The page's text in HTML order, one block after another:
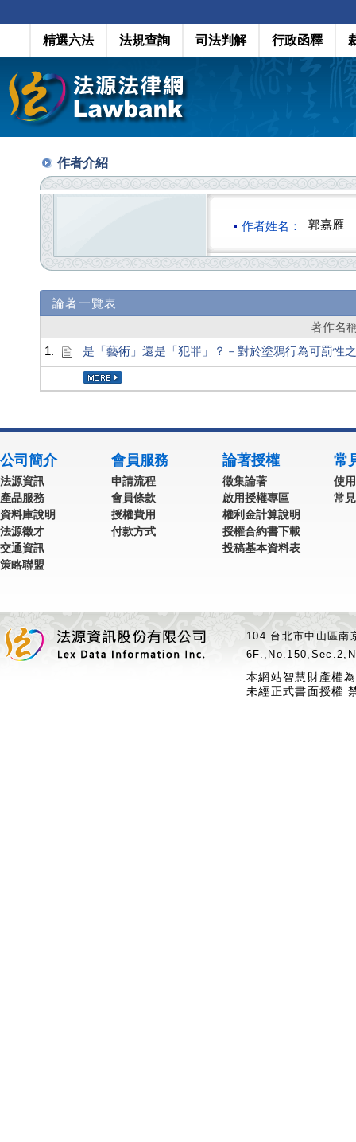
精選六法 法規查詢 司法判解 行政函釋
作者介紹
作者姓名： 郭嘉雁
論著一覽表
著作名
1.
是「藝術」還是「犯罪」？－對於塗鴉行為可罰性
公司簡介
法源資訊
產品服務
資料庫說明
法源徵才
交通資訊
策略聯盟
會員服務
申請流程
會員條款
授權費用
付款方式
論著授權
徵集論著
啟用授權專區
權利金計算說明
授權合約書下載
投稿基本資料表
常
使
常
104 台北市中山區
本網站智慧財產權
未經正式書面授權